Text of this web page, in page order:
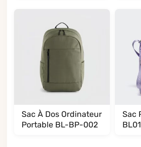
Sac À Dos Ordinateur
Portable BL-BP-002
Sac